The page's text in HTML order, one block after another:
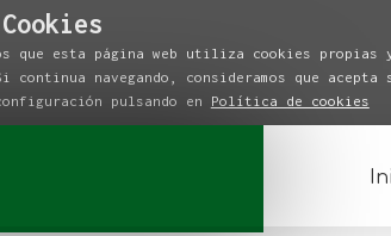
que esta página web utiliza cookies
navegando, consideramos que acepta
pulsando en Política de cookies